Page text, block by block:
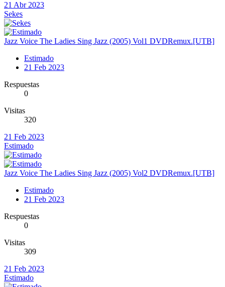
21 Abr 2023
Sekes
Jazz Voice The Ladies Sing Jazz (2005) Vol1 DVDRemux.[UTB]
Estimado
21 Feb 2023
Respuestas
0
Visitas
320
21 Feb 2023
Estimado
Jazz Voice The Ladies Sing Jazz (2005) Vol2 DVDRemux.[UTB]
Estimado
21 Feb 2023
Respuestas
0
Visitas
309
21 Feb 2023
Estimado